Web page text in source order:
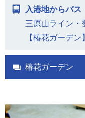
入港地からバス
三原山ライン・
【椿花ガーデン
椿花ガーデン